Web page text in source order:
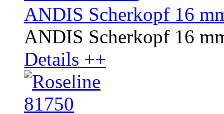
ANDIS Scherkopf 16
ANDIS Scherkopf 16
Details ++